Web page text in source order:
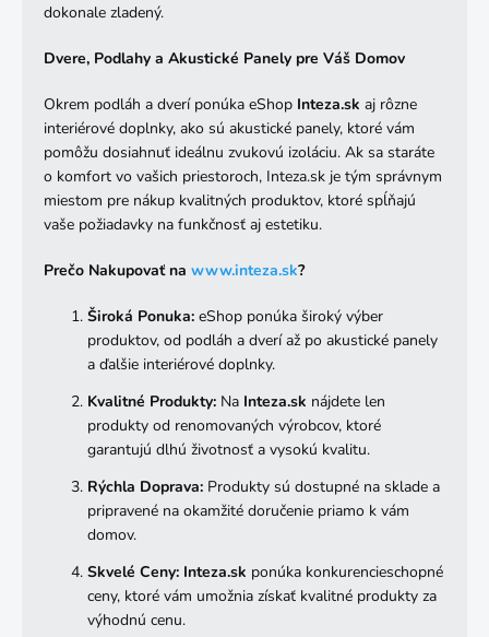
dokonale zladený.
Dvere, Podlahy a Akustické Panely pre Váš Domov
Okrem podláh a dverí ponúka eShop Inteza.sk aj rôzne
interiérové doplnky, ako sú akustické panely, ktoré vám
pomôžu dosiahnuť ideálnu zvukovú izoláciu. Ak sa staráte
o komfort vo vašich priestoroch, Inteza.sk je tým správnym
miestom pre nákup kvalitných produktov, ktoré spĺňajú
vaše požiadavky na funkčnosť aj estetiku.
Prečo Nakupovať na www.inteza.sk?
Široká Ponuka: eShop ponúka široký výber
produktov, od podláh a dverí až po akustické panely
a ďalšie interiérové doplnky.
Kvalitné Produkty: Na Inteza.sk nájdete len
produkty od renomovaných výrobcov, ktoré
garantujú dlhú životnosť a vysokú kvalitu.
Rýchla Doprava: Produkty sú dostupné na sklade a
pripravené na okamžité doručenie priamo k vám
domov.
Skvelé Ceny: Inteza.sk ponúka konkurencieschopné
ceny, ktoré vám umožnia získať kvalitné produkty za
výhodnú cenu.